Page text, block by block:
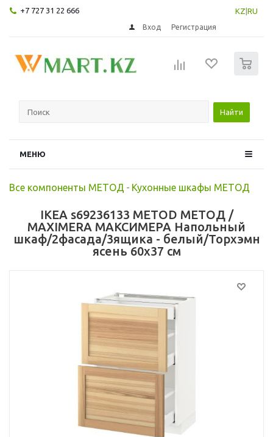
+7 727 31 22 666 KZ RU
Вход Регистрация
Найти
МЕНЮ
Все компоненты МЕТОД - Кухонные шкафы МЕТОД
IKEA s69236133 METOD МЕТОД /
MAXIMERA МАКСИМЕРА Напольный
шкаф/2фасада/3ящика - белый/Торхэмн
ясень 60x37 см